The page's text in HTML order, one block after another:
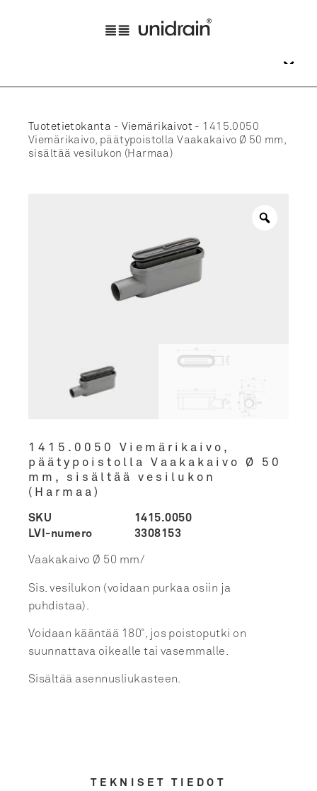
Tuotetietokanta - Viemärikaivot - 1415.0050
Viemärikaivo, päätypoistolla Vaakakaivo Ø 50 mm,
sisältää vesilukon (Harmaa)
1415.0050 Viemärikaivo,
päätypoistolla Vaakakaivo Ø 50
mm, sisältää vesilukon
(Harmaa)
SKU
1415.0050
LVI-numero
3308153
Vaakakaivo Ø 50 mm/
Sis. vesilukon (voidaan purkaa osiin ja
puhdistaa).
Voidaan kääntää 180˚, jos poistoputki on
suunnattava oikealle tai vasemmalle.
Sisältää asennusliukasteen.
TEKNISET TIEDOT